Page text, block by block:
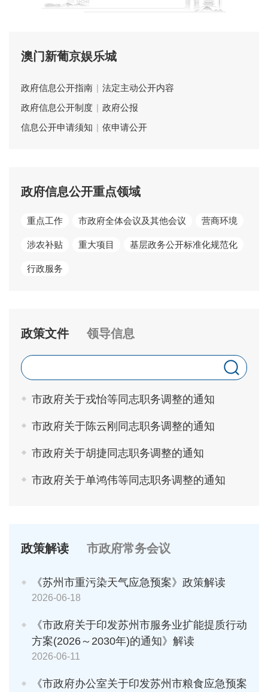
澳门新葡京娱乐城
政府信息公开指南 | 法定主动公开内容
政府信息公开制度 | 政府公报
信息公开申请须知 | 依申请公开
政府信息公开重点领域
重点工作 市政府全体会议及其他会议 营商环境
涉农补贴 重大项目 基层政务公开标准化规范化
行政服务
政策文件 领导信息
市政府关于戎怡等同志职务调整的通知
市政府关于陈云刚同志职务调整的通知
市政府关于胡捷同志职务调整的通知
市政府关于单鸿伟等同志职务调整的通知
政策解读 市政府常务会议
《苏州市重污染天气应急预案》政策解读
2026-06-18
《市政府关于印发苏州市服务业扩能提质行动
方案(2026～2030年)的通知》解读
2026-06-11
《市政府办公室关于印发苏州市粮食应急预案